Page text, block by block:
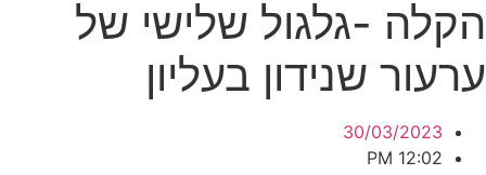
הקלה -גלגול שלישי של
ערעור שנידון בעליון
30/03/2023
12:02 PM